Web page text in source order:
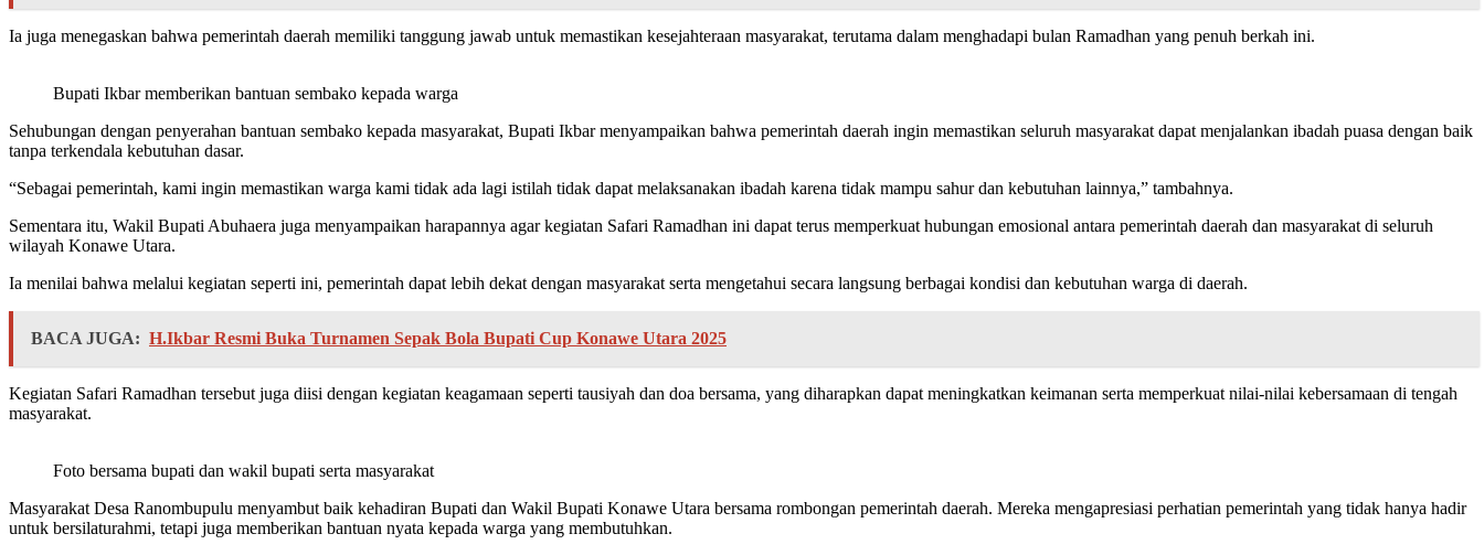
Ia juga menegaskan bahwa pemerintah daerah memiliki tanggung jawab untuk memastikan kesejahteraan masyarakat, terutama dalam menghadapi bulan Ramadhan yang penuh berkah ini.
Bupati Ikbar memberikan bantuan sembako kepada warga
Sehubungan dengan penyerahan bantuan sembako kepada masyarakat, Bupati Ikbar menyampaikan bahwa pemerintah daerah ingin memastikan seluruh masyarakat dapat menjalankan ibadah puasa dengan baik
tanpa terkendala kebutuhan dasar.
“Sebagai pemerintah, kami ingin memastikan warga kami tidak ada lagi istilah tidak dapat melaksanakan ibadah karena tidak mampu sahur dan kebutuhan lainnya,” tambahnya.
Sementara itu, Wakil Bupati Abuhaera juga menyampaikan harapannya agar kegiatan Safari Ramadhan ini dapat terus memperkuat hubungan emosional antara pemerintah daerah dan masyarakat di seluruh
wilayah Konawe Utara.
Ia menilai bahwa melalui kegiatan seperti ini, pemerintah dapat lebih dekat dengan masyarakat serta mengetahui secara langsung berbagai kondisi dan kebutuhan warga di daerah.
BACA JUGA: H.Ikbar Resmi Buka Turnamen Sepak Bola Bupati Cup Konawe Utara 2025
Kegiatan Safari Ramadhan tersebut juga diisi dengan kegiatan keagamaan seperti tausiyah dan doa bersama, yang diharapkan dapat meningkatkan keimanan serta memperkuat nilai-nilai kebersamaan di tengah
masyarakat.
Foto bersama bupati dan wakil bupati serta masyarakat
Masyarakat Desa Ranombupulu menyambut baik kehadiran Bupati dan Wakil Bupati Konawe Utara bersama rombongan pemerintah daerah. Mereka mengapresiasi perhatian pemerintah yang tidak hanya hadir
untuk bersilaturahmi, tetapi juga memberikan bantuan nyata kepada warga yang membutuhkan.